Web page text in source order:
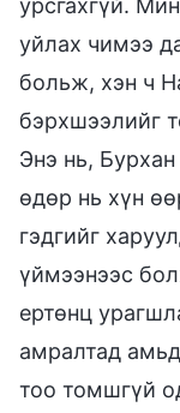
уйлах чимээ
больж, хэн ч
бэрхшээлийг
Энэ нь,
өдөр нь хүн
гэдгийг
үймээнээс
ертөнц
амралтад
тоо томшгүй